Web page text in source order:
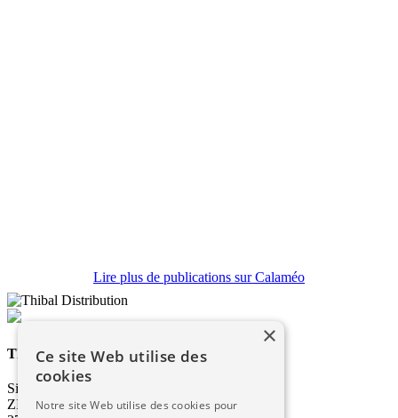
Lire plus de publications sur Calaméo
Thibal Distribution
Siège social & Agence de Saint-Affrique
ZI Les Cazes
×
Ce site Web utilise des
cookies
Notre site Web utilise des cookies pour